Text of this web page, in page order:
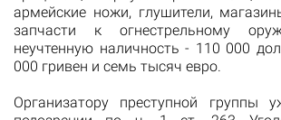
армейские ножи, глушители,
запчасти к огнестрельному
неучтенную наличность - 110 000
000 гривен и семь тысяч евро.
Организатору преступной группы